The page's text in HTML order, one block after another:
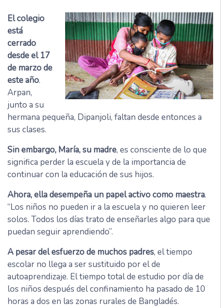
El colegio
está
cerrado
desde el 17
de marzo de
este año.
Arpan,
junto a su
hermana pequeña, Dipanjoli, faltan desde entonces a
sus clases.
Sin embargo, María, su madre, es consciente de lo que
significa perder la escuela y de la importancia de
continuar con la educación de sus hijos.
Ahora, ella desempeña un papel activo como maestra.
“Los niños no pueden ir a la escuela y no quieren leer
solos. Todos los días trato de enseñarles algo para que
puedan seguir aprendiendo”.
A pesar del esfuerzo de muchos padres, el tiempo
escolar no llega a ser sustituido por el de
autoaprendizaje. El tiempo total de estudio por día de
los niños después del confinamiento ha pasado de 10
horas a dos en las zonas rurales de Bangladés.